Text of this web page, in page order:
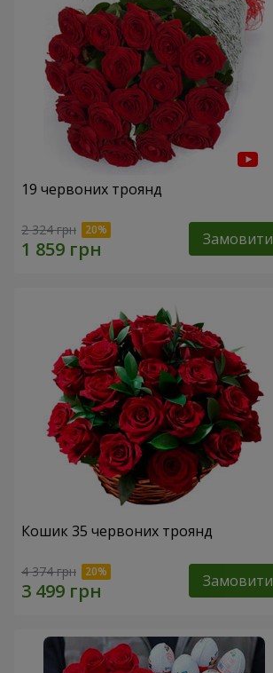
19 червоних троянд
2 324 грн Замовити
Кошик 35 червоних троянд
4 374 грн Замовити